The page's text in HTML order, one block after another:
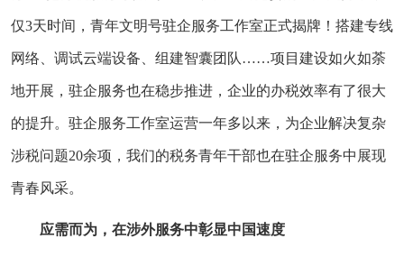
仅3天时间，青年文明号驻企服务工作室正式揭牌！搭建专线
网络、调试云端设备、组建智囊团队……项目建设如火如荼
地开展，驻企服务也在稳步推进，企业的办税效率有了很大
的提升。驻企服务工作室运营一年多以来，为企业解决复杂
涉税问题20余项，我们的税务青年干部也在驻企服务中展现
青春风采。
应需而为，在涉外服务中彰显中国速度